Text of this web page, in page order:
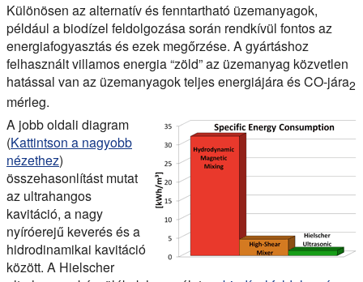
Különösen az alternatív és fenntartható üzemanyagok,
például a biodízel feldolgozása során rendkívül fontos az
energiafogyasztás és ezek megőrzése. A gyártáshoz
felhasznált villamos energia “zöld” az üzemanyag közvetlen
hatással van az üzemanyagok teljes energiájára és CO-jára2
mérleg.
A jobb oldali diagram
(Kattintson a nagyobb
nézethez)
összehasonlítást mutat
az ultrahangos
kavitáció, a nagy
nyíróerejű keverés és a
hidrodinamikai kavitáció
között. A Hielscher